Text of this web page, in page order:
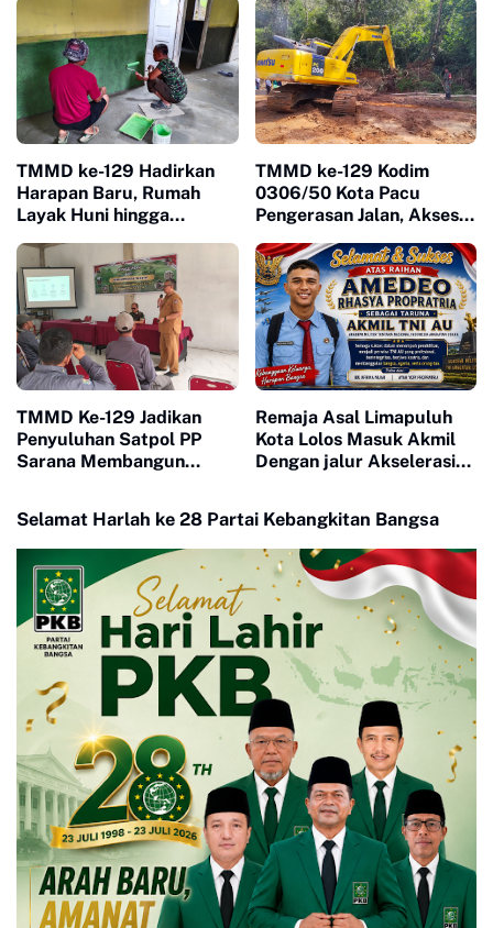
Warga Jadi Nilai Utama
Sasaran dan Berkualitas
TMMD ke-129 Hadirkan
Harapan Baru, Rumah
Layak Huni hingga
Kehidupan Warga Buluh
Kasok
TMMD ke-129 Kodim
0306/50 Kota Pacu
Pengerasan Jalan, Akses
Mendekati Tuntas
TMMD Ke-129 Jadikan
Penyuluhan Satpol PP
Sarana Membangun
Remaja Asal Limapuluh
Kota Lolos Masuk Akmil
Dengan jalur Akselerasi
Selamat Harlah ke 28 Partai Kebangkitan Bangsa